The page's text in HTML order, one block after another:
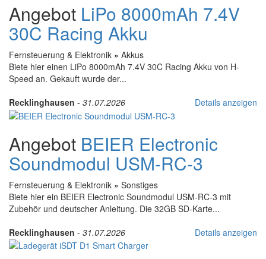
Angebot LiPo 8000mAh 7.4V
30C Racing Akku
Fernsteuerung & Elektronik » Akkus
Biete hier einen LiPo 8000mAh 7.4V 30C Racing Akku von H-
Speed an. Gekauft wurde der...
Recklinghausen - 31.07.2026 Details anzeigen
Angebot BEIER Electronic
Soundmodul USM-RC-3
Fernsteuerung & Elektronik » Sonstiges
Biete hier ein BEIER Electronic Soundmodul USM-RC-3 mit
Zubehör und deutscher Anleitung. Die 32GB SD-Karte...
Recklinghausen - 31.07.2026 Details anzeigen